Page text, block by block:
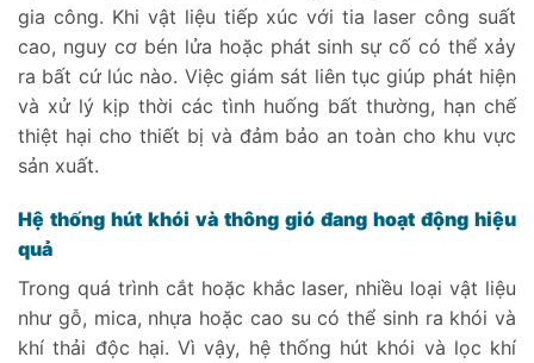
gia công. Khi vật liệu tiếp xúc với tia laser công suất
cao, nguy cơ bén lửa hoặc phát sinh sự cố có thể xảy
ra bất cứ lúc nào. Việc giám sát liên tục giúp phát hiện
và xử lý kịp thời các tình huống bất thường, hạn chế
thiệt hại cho thiết bị và đảm bảo an toàn cho khu vực
sản xuất.
Hệ thống hút khói và thông gió đang hoạt động hiệu
quả
Trong quá trình cắt hoặc khắc laser, nhiều loại vật liệu
như gỗ, mica, nhựa hoặc cao su có thể sinh ra khói và
khí thải độc hại. Vì vậy, hệ thống hút khói và lọc khí